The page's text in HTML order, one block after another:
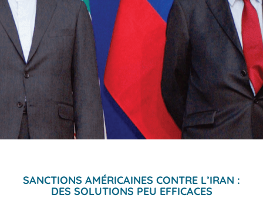
SANCTIONS AMÉRICAINES CONTRE L’IRAN :
DES SOLUTIONS PEU EFFICACES